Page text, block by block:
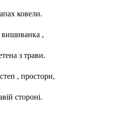
ковели.
,
з трави.
, простори,
стороні.